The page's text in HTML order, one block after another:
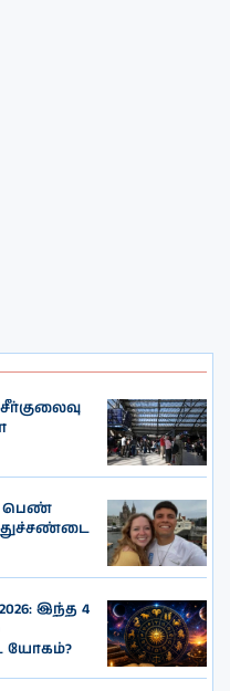
பெண்
இந்த 4
யோகம்?